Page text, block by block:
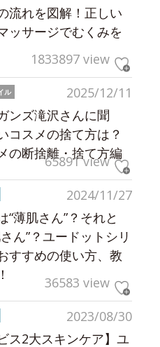
流れを図解！正しい
ッサージでむくみを
1833897 view
2025/12/11
ル
ンズ滝沢さんに聞
コスメの捨て方は？
の断捨離・捨て方編
65891 view
2024/11/27
“薄肌さん”？それと
ん”？ユードットシリ
すすめの使い方、教
36583 view
2023/08/30
ス2大スキンケア】ユ